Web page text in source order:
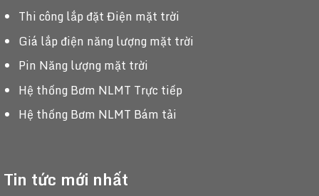
Thi công lắp đặt Điện mặt trời
Giá lắp điện năng lượng mặt trời
Pin Năng lượng mặt trời
Hệ thống Bơm NLMT Trực tiếp
Hệ thống Bơm NLMT Bám tải
Tin tức mới nhất